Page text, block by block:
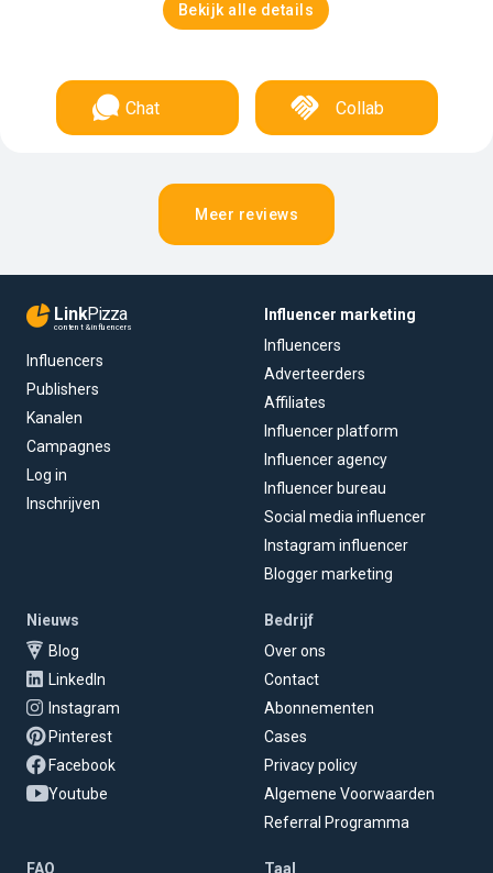
Bekijk alle details
Chat Collab
Meer reviews
LinkPizza
content & influencers
Influencers
Publishers
Kanalen
Campagnes
Log in
Inschrijven
Influencer marketing
Influencers
Adverteerders
Affiliates
Influencer platform
Influencer agency
Influencer bureau
Social media influencer
Instagram influencer
Blogger marketing
Nieuws
Blog
LinkedIn
Instagram
Pinterest
Facebook
Youtube
Bedrijf
Over ons
Contact
Abonnementen
Cases
Privacy policy
Algemene Voorwaarden
Referral Programma
FAQ Taal